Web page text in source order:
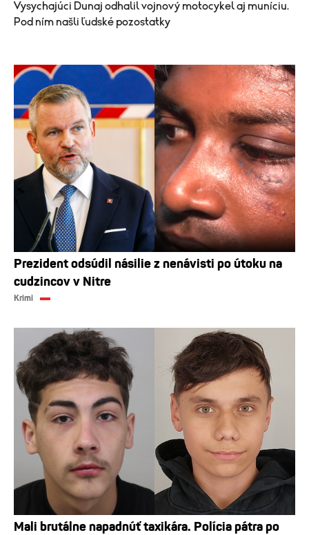
Vysychajúci Dunaj odhalil vojnový motocykel aj muníciu.
Pod ním našli ľudské pozostatky
Prezident odsúdil násilie z nenávisti po útoku na
cudzincov v Nitre
Krimi
Mali brutálne napadnúť taxikára. Polícia pátra po